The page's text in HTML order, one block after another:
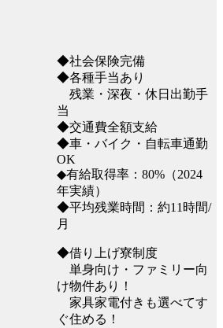
◆社会保険完備
◆各種手当あり
残業・深夜・休日出勤手
当
◆交通費全額支給
◆車・バイク・自転車通勤
OK
◆有給取得率：80%（2024
年実績）
◆平均残業時間：約11時間/
月
◆借り上げ寮制度
単身向け・ファミリー向
け物件あり！
家具家電付きも選べてす
ぐ住める！